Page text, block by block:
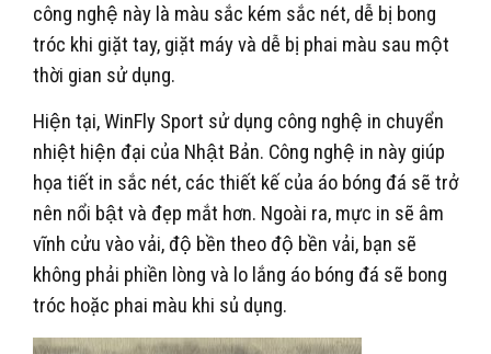
công nghệ này là màu sắc kém sắc nét, dễ bị bong
tróc khi giặt tay, giặt máy và dễ bị phai màu sau một
thời gian sử dụng.
Hiện tại, WinFly Sport sử dụng công nghệ in chuyển
nhiệt hiện đại của Nhật Bản. Công nghệ in này giúp
họa tiết in sắc nét, các thiết kế của áo bóng đá sẽ trở
nên nổi bật và đẹp mắt hơn. Ngoài ra, mực in sẽ âm
vĩnh cửu vào vải, độ bền theo độ bền vải, bạn sẽ
không phải phiền lòng và lo lắng áo bóng đá sẽ bong
tróc hoặc phai màu khi sủ dụng.